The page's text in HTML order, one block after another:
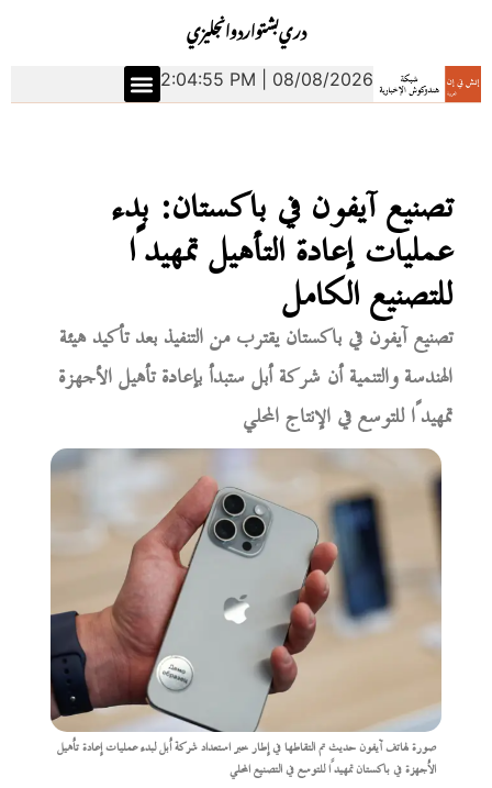
انجليزياردوبشتودري
2:04:56 PM | 08/08/2026
تصنيع آيفون في باكستان: بدء
عمليات إعادة التأهيل تمهيدًا
للتصنيع الكامل
تصنيع آيفون في باكستان يقترب من التنفيذ بعد تأكيد هيئة
الهندسة والتنمية أن شركة أبل ستبدأ بإعادة تأهيل الأجهزة
تمهيدًا للتوسع في الإنتاج المحلي
صورة لهاتف آيفون حديث تم التقاطها في إطار خبر استعداد شركة أبل لبدء عمليات إعادة تأهيل
الأجهزة في باكستان تمهيدًا للتوسع في التصنيع المحلي